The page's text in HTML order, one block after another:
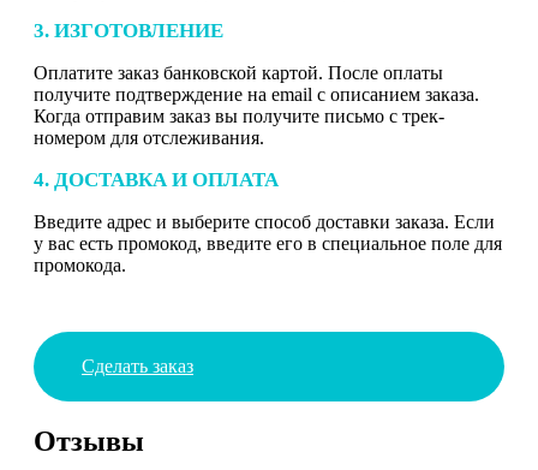
3. ИЗГОТОВЛЕНИЕ
Оплатите заказ банковской картой. После оплаты
получите подтверждение на email с описанием заказа.
Когда отправим заказ вы получите письмо с трек-
номером для отслеживания.
4. ДОСТАВКА И ОПЛАТА
Введите адрес и выберите способ доставки заказа. Если
у вас есть промокод, введите его в специальное поле для
промокода.
Сделать заказ
Отзывы